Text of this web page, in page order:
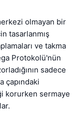
olmayan bir
tasarlanmış
ve takma
Protokolü'nün
sadece
çapındaki
korurken sermaye